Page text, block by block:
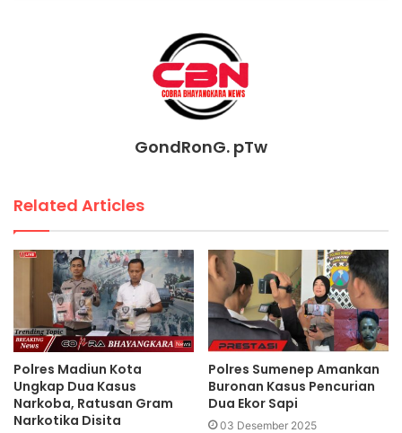
GondRonG. pTw
Related Articles
Polres Madiun Kota
Ungkap Dua Kasus
Narkoba, Ratusan Gram
Narkotika Disita
Polres Sumenep Amankan
Buronan Kasus Pencurian
Dua Ekor Sapi
03 Desember 2025